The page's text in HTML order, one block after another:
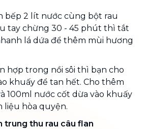
bếp 2 lít nước cùng bột rau
tay chừng 30 - 45 phút thì tắt
lá dứa để thêm mùi hương
hợp trong nồi sôi thì bạn cho
khuấy để tan hết. Cho thêm
100ml nước cốt dừa vào khuấy
liệu hòa quyện.
trung thu rau câu flan